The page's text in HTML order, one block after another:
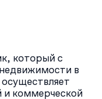
который с
в
и коммерческой